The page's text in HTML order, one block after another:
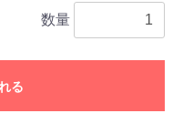
数量
る